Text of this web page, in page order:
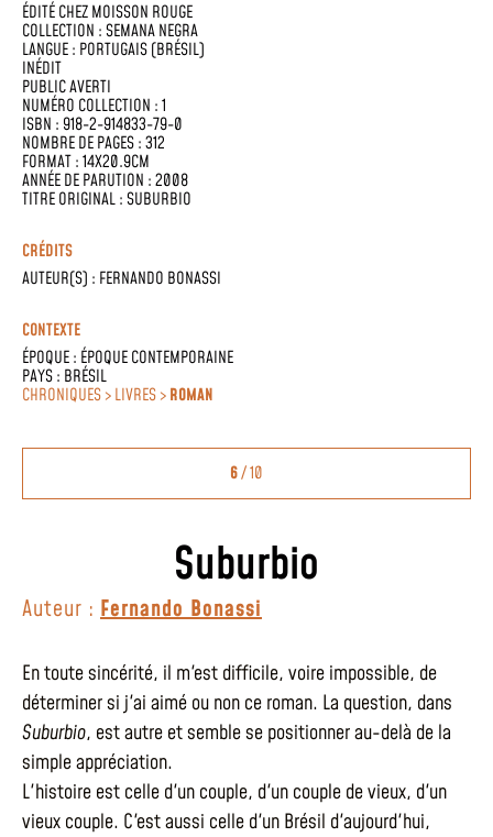
ÉDITÉ CHEZMOISSON ROUGE
COLLECTION :SEMANA NEGRA
LANGUE : PORTUGAIS (BRÉSIL)
INÉDIT
PUBLIC AVERTI
NUMÉRO COLLECTION : 1
ISBN : 918-2-914833-79-0
NOMBRE DE PAGES : 312
FORMAT : 14X20.9CM
ANNÉE DE PARUTION : 2008
TITRE ORIGINAL : SUBURBIO
CRÉDITS
AUTEUR(S) : FERNANDO BONASSI
CONTEXTE
ÉPOQUE : ÉPOQUE CONTEMPORAINE
PAYS : BRÉSIL
CHRONIQUES > LIVRES >ROMAN
6/ 10
Suburbio
Auteur : Fernando Bonassi
En toute sincérité, il m'est difficile, voire impossible, de
déterminer si j'ai aimé ou non ce roman. La question, dans
Suburbio, est autre et semble se positionner au-delà de la
simple appréciation.
L'histoire est celle d'un couple, d'un couple de vieux, d'un
vieux couple. C'est aussi celle d'un Brésil d'aujourd'hui,